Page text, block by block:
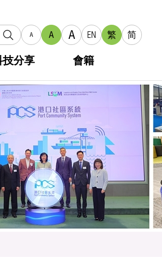
A A A EN 繁 简
技分享 會籍